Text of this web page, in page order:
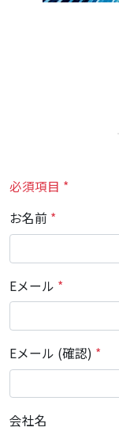
必須項目 *
お名前 *
Eメール *
Eメール (確認) *
会社名